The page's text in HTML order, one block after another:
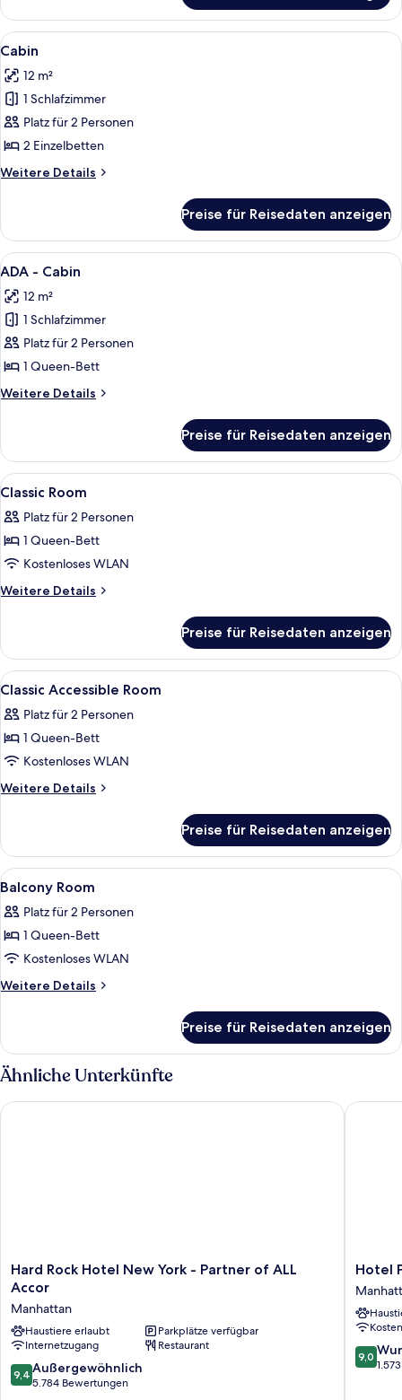
Suite
Alle
Fotos
für
Cabin
anzeigen
Ein Mehrbettzimmer mit einem an
3
Cabin
12 m²
1 Schlafzimmer
Platz für 2 Personen
2 Einzelbetten
Weitere Details
Weitere
Preise für Reisedaten anzeigen
Alle
Fotos
für
ADA
-
Cabin
anzeigen
Ein Hotelzimmer mit einem großen
4
ADA - Cabin
12 m²
1 Schlafzimmer
Platz für 2 Personen
1 Queen-Bett
Weitere Details
Weitere
-
Cabin
Preise für Reisedaten anzeigen
Alle
Fotos
für
Classic
Room
anzeigen
Ein Schlafzimmer mit Bett,
4
Classic Room
Platz für 2 Personen
1 Queen-Bett
Kostenloses WLAN
Weitere Details
Weitere
Room
Preise für Reisedaten anzeigen
Alle
Fotos
für
Classic
Accessible
Room
Ein Schlafzimmer mit Bett,
4
Classic Accessible Room
Platz für 2 Personen
1 Queen-Bett
Kostenloses WLAN
Weitere Details
Weitere
Accessible
Room
Preise für Reisedaten anzeigen
Alle
Fotos
für
Balcony
Room
anzeigen
Ein modernes Schlafzimmer mit
4
Balcony Room
Platz für 2 Personen
1 Queen-Bett
Kostenloses WLAN
Weitere Details
Weitere
Room
Preise für Reisedaten anzeigen
Ähnliche Unterkünfte
Hard
Rock
New
York
-
Partner
of
Hard Rock Hotel New York - Partner of ALL
Accor
Manhattan
Haustiere erlaubt
Parkplätze verfügbar
Internetzugang
Restaurant
9.4
von
9,4 Außergewöhnlich
5.784 Bewertungen
Hard Rock Hotel New York - Partner of ALL Accor
Hotel
Park
Ave
NYC
Hotel
9.0
von
9,0
Hotel